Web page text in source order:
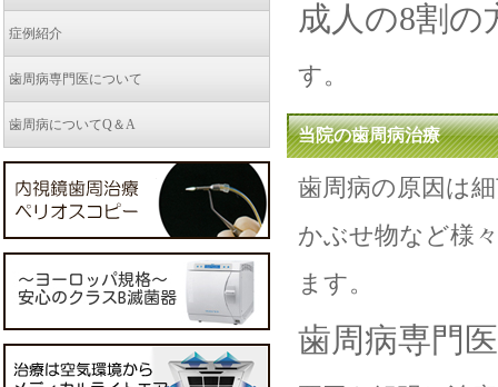
成人の8割
す。
当院の歯周病治療
歯周病の原因は
かぶせ物など様
ます。
歯周病専門
症例紹介
歯周病専門医について
歯周病についてQ＆A